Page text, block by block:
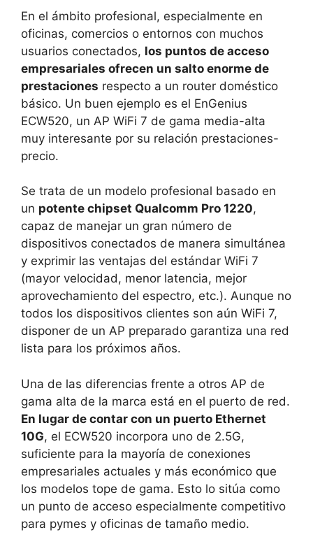
En el ámbito profesional, especialmente en
oficinas, comercios o entornos con muchos
usuarios conectados, los puntos de acceso
empresariales ofrecen un salto enorme de
prestaciones respecto a un router doméstico
básico. Un buen ejemplo es el EnGenius
ECW520, un AP WiFi 7 de gama media-alta
muy interesante por su relación prestaciones-
precio.
Se trata de un modelo profesional basado en
un potente chipset Qualcomm Pro 1220,
capaz de manejar un gran número de
dispositivos conectados de manera simultánea
y exprimir las ventajas del estándar WiFi 7
(mayor velocidad, menor latencia, mejor
aprovechamiento del espectro, etc.). Aunque no
todos los dispositivos clientes son aún WiFi 7,
disponer de un AP preparado garantiza una red
lista para los próximos años.
Una de las diferencias frente a otros AP de
gama alta de la marca está en el puerto de red.
En lugar de contar con un puerto Ethernet
10G, el ECW520 incorpora uno de 2.5G,
suficiente para la mayoría de conexiones
empresariales actuales y más económico que
los modelos tope de gama. Esto lo sitúa como
un punto de acceso especialmente competitivo
para pymes y oficinas de tamaño medio.